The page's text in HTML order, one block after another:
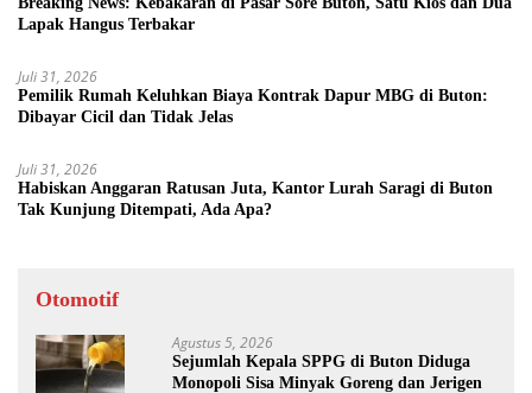
Lapak Hangus Terbakar
Juli 31, 2026
Pemilik Rumah Keluhkan Biaya Kontrak Dapur MBG di Buton:
Dibayar Cicil dan Tidak Jelas
Juli 31, 2026
Habiskan Anggaran Ratusan Juta, Kantor Lurah Saragi di Buton
Tak Kunjung Ditempati, Ada Apa?
Otomotif
Agustus 5, 2026
Sejumlah Kepala SPPG di Buton Diduga
Monopoli Sisa Minyak Goreng dan Jerigen